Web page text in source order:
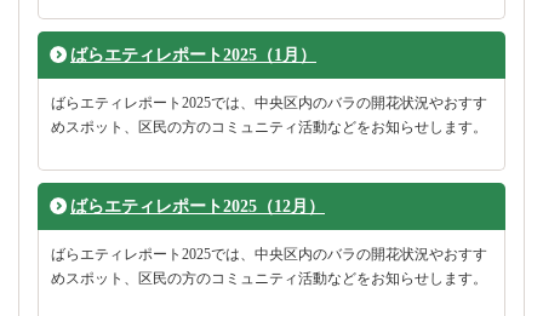
ばらエティレポート2025（1月）
ばらエティレポート2025では、中央区内のバラの開花状況やおすす
めスポット、区民の方のコミュニティ活動などをお知らせします。
ばらエティレポート2025（12月）
ばらエティレポート2025では、中央区内のバラの開花状況やおすす
めスポット、区民の方のコミュニティ活動などをお知らせします。